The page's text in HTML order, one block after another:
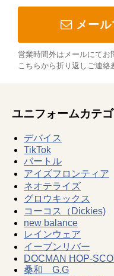
メー
営業時間外はメールにてお
こちらから折り返しご連絡
ユニフォームカテ
デバイス
TikTok
バートル
アイズフロンティア
ネオテライズ
グロウキックス
コーコス（Dickies)
new balance
レインウェア
イーブンリバー
DOCMAN HOP-
桑和 G.G